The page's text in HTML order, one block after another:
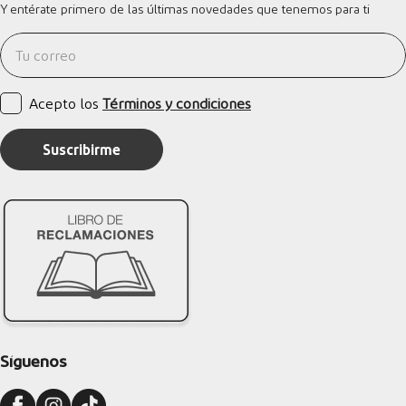
Y entérate primero de las últimas novedades que tenemos para ti
Acepto los Términos y condiciones
Suscribirme
Síguenos